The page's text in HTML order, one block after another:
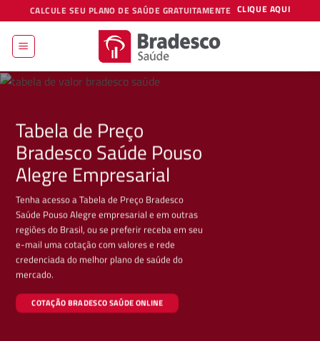
to
content
CALCULE SEU PLANO DE SAÚDE GRATUITAMENTE CLIQUE AQUI
Tabela de Preço
Bradesco Saúde Pouso
Alegre Empresarial
Tenha acesso a Tabela de Preço Bradesco
Saúde Pouso Alegre empresarial e em outras
regiões do Brasil, ou se preferir receba em seu
e-mail uma cotação com valores e rede
credenciada do melhor plano de saúde do
mercado.
COTAÇÃO BRADESCO SAÚDE ONLINE